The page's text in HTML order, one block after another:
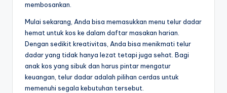
membosankan.
Mulai sekarang, Anda bisa memasukkan menu telur dadar
hemat untuk kos ke dalam daftar masakan harian.
Dengan sedikit kreativitas, Anda bisa menikmati telur
dadar yang tidak hanya lezat tetapi juga sehat. Bagi
anak kos yang sibuk dan harus pintar mengatur
keuangan, telur dadar adalah pilihan cerdas untuk
memenuhi segala kebutuhan tersebut.